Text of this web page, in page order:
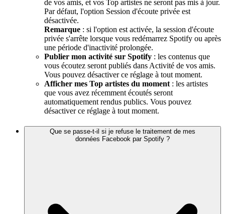
de vos amis, et vos Top artistes ne seront pas mis à jour.
Par défaut, l'option Session d'écoute privée est
désactivée.
Remarque : si l'option est activée, la session d'écoute
privée s'arrête lorsque vous redémarrez Spotify ou après
une période d'inactivité prolongée.
Publier mon activité sur Spotify : les contenus que
vous écoutez seront publiés dans Activité de vos amis.
Vous pouvez désactiver ce réglage à tout moment.
Afficher mes Top artistes du moment: les artistes
que vous avez récemment écoutés seront
automatiquement rendus publics. Vous pouvez
désactiver ce réglage à tout moment.
Que se passe-t-il si je refuse le traitement de mes
données Facebook par Spotify ?